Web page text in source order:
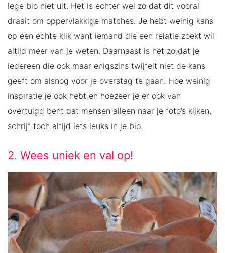
lege bio niet uit. Het is echter wel zo dat dit vooral
draait om oppervlakkige matches. Je hebt weinig kans
op een echte klik want iemand die een relatie zoekt wil
altijd meer van je weten. Daarnaast is het zo dat je
iedereen die ook maar enigszins twijfelt niet de kans
geeft om alsnog voor je overstag te gaan. Hoe weinig
inspiratie je ook hebt en hoezeer je er ook van
overtuigd bent dat mensen alleen naar je foto’s kijken,
schrijf toch altijd iets leuks in je bio.
2. Wees uniek en val op!